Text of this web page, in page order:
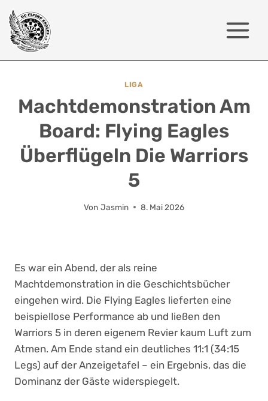
Zum
Inhalt
springen
LIGA
Machtdemonstration Am
Board: Flying Eagles
Überflügeln Die Warriors
5
Von Jasmin 8. Mai 2026
Es war ein Abend, der als reine
Machtdemonstration in die Geschichtsbücher
eingehen wird. Die Flying Eagles lieferten eine
beispiellose Performance ab und ließen den
Warriors 5 in deren eigenem Revier kaum Luft zum
Atmen. Am Ende stand ein deutliches 11:1 (34:15
Legs) auf der Anzeigetafel – ein Ergebnis, das die
Dominanz der Gäste widerspiegelt.